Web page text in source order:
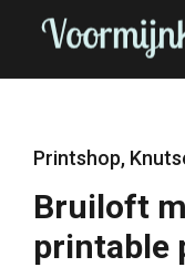
Printshop,
Bruiloft
printable